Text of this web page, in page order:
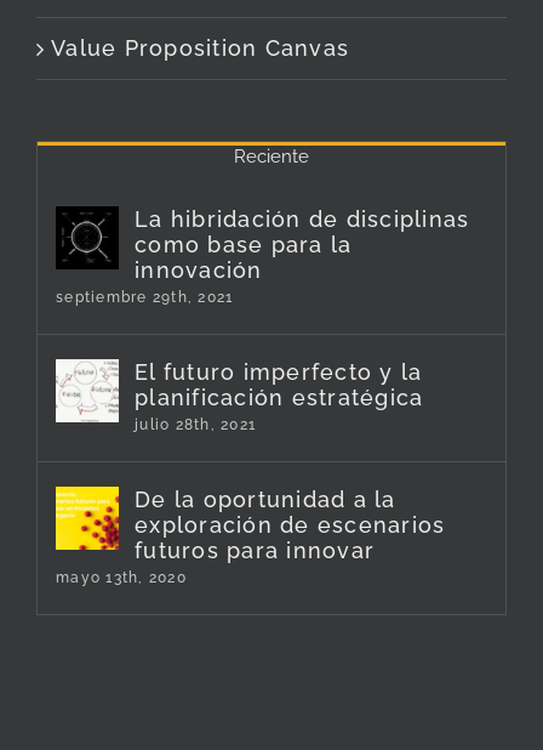
Value Proposition Canvas
Reciente
La hibridación de disciplinas
como base para la
innovación
septiembre 29th, 2021
El futuro imperfecto y la
planificación estratégica
julio 28th, 2021
De la oportunidad a la
exploración de escenarios
futuros para innovar
mayo 13th, 2020